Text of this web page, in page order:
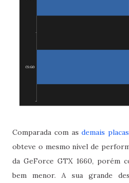
Comparada com asdemais
obteve o mesmo nível de
da GeForce GTX 1660, porém
bem menor. A sua grande